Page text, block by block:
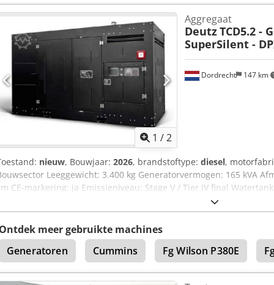
1 /2
Dordrecht 147 km
Aggregaat
DeutzTCD5.2 -
SuperSilent -
nieuw, Bouwjaar: 2026, brandstoftype: diesel,
Leeggewicht: 3.400 kg Generatorvermogen: 165 kVA
CE-markering: ja Emissieniveau: Stage V / Tier IV final
Team DPX voor meer informatie. = Verdere opties en accessoires =
- Stalen dak - Tankwagen
Ontdek meer gebruikte machines
Generatoren
Cummins Fg Wilson P380E